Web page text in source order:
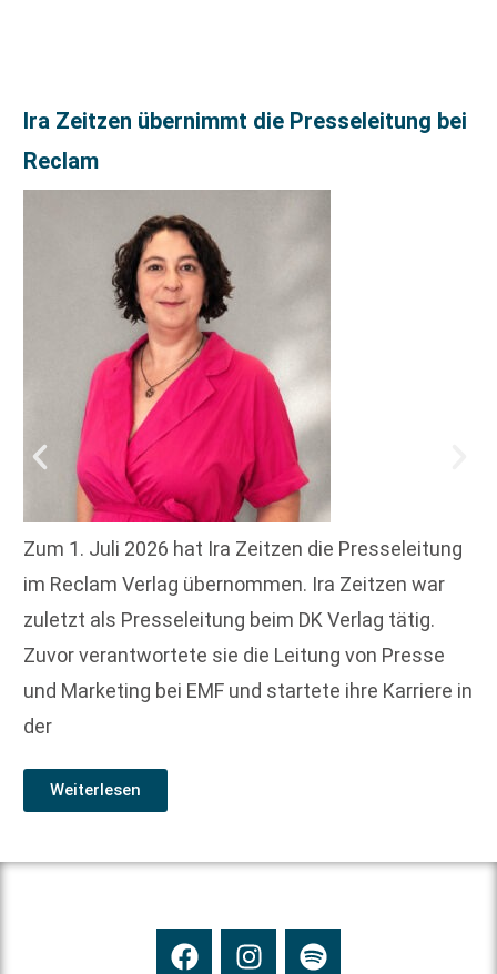
Ira Zeitzen übernimmt die Presseleitung bei
Reclam
Zum 1. Juli 2026 hat Ira Zeitzen die Presseleitung
im Reclam Verlag übernommen. Ira Zeitzen war
zuletzt als Presseleitung beim DK Verlag tätig.
Zuvor verantwortete sie die Leitung von Presse
und Marketing bei EMF und startete ihre Karriere in
der
Weiterlesen